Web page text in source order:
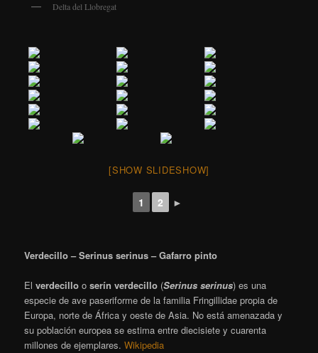
Delta del Llobregat
[SHOW SLIDESHOW]
1 2 ►
Verdecillo – Serinus serinus – Gafarro pinto
Elverdecillo oserín verdecillo (Serinus serinus) es una
especie de ave paseriforme de la familia Fringillidae propia de
Europa, norte de África y oeste de Asia. No está amenazada y
su población europea se estima entre diecisiete y cuarenta
millones de ejemplares.Wikipedia